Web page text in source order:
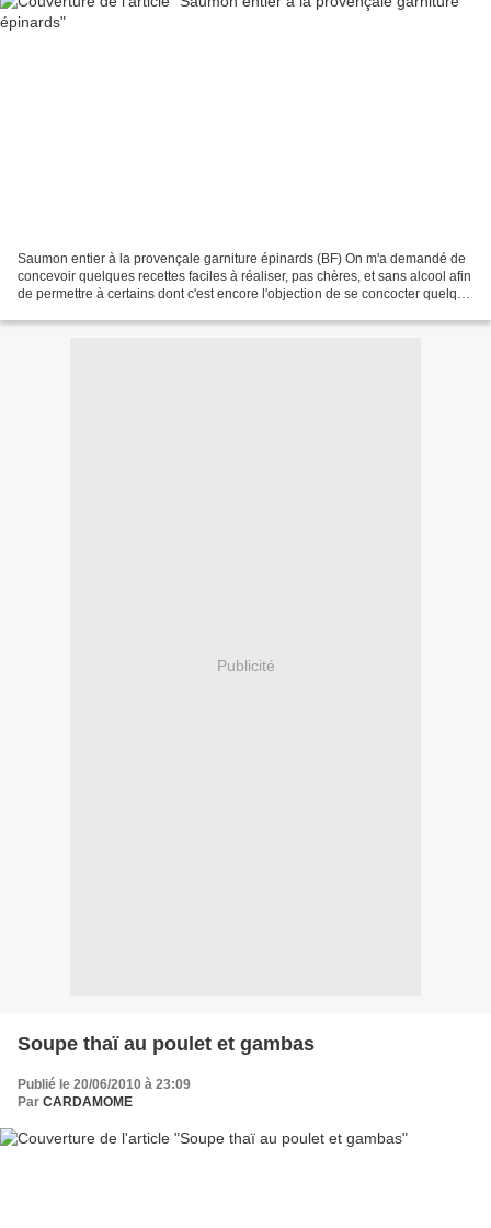
Saumon entier à la provençale garniture épinards (BF) On m'a demandé de
concevoir quelques recettes faciles à réaliser, pas chères, et sans alcool afin
de permettre à certains dont c'est encore l'objection de se concocter quelque
Publicité
Soupe thaï au poulet et gambas
Publié le 20/06/2010 à 23:09
Par CARDAMOME